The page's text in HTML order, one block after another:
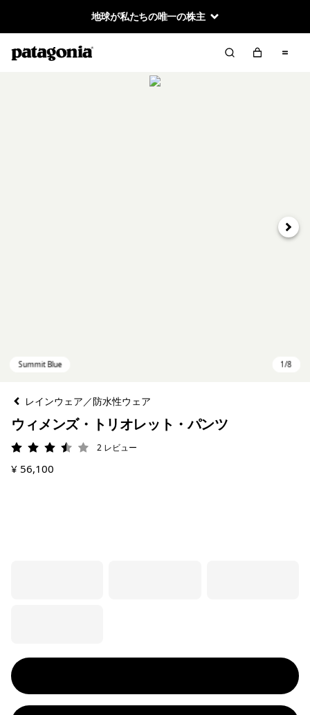
地球が私たちの唯一の株主
次へ
レインウェア／防水性ウェア
ウィメンズ・トリオレット・パンツ
評価: 3.5 / 5
2 レビュー
¥ 56,100